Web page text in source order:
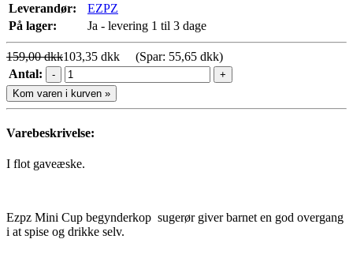
Leverandør:
EZPZ
På lager:
Ja - levering 1 til 3 dage
159,00 dkk103,35 dkk (Spar: 55,65 dkk)
Antal:
-
+
Kom varen i kurven »
Varebeskrivelse:
I flot gaveæske.
Ezpz Mini Cup begynderkop sugerør giver barnet en god overgang
i at spise og drikke selv.